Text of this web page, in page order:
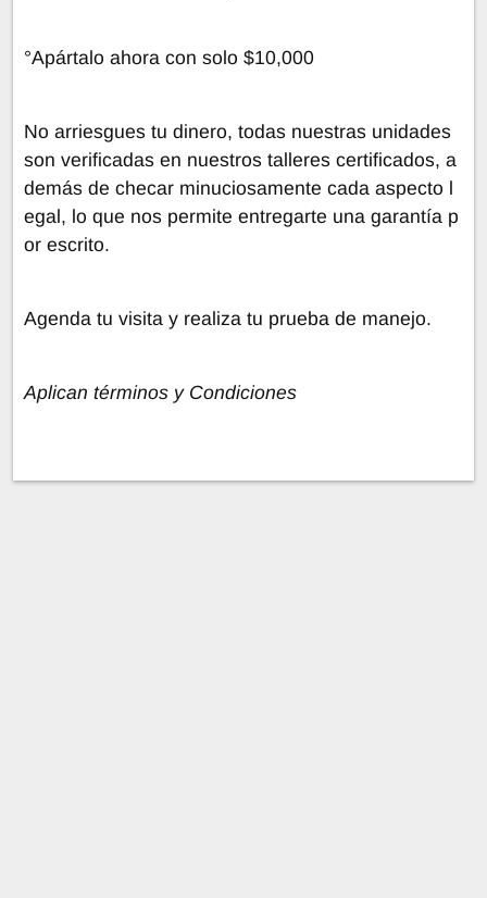
°Apártalo ahora con solo $10,000
No arriesgues tu dinero, todas nuestras unidades
son verificadas en nuestros talleres certificados, a
demás de checar minuciosamente cada aspecto l
egal, lo que nos permite entregarte una garantía p
or escrito.
Agenda tu visita y realiza tu prueba de manejo.
Aplican términos y Condiciones